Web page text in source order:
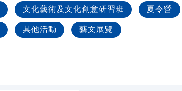
文化藝術及文化創意研習班 夏令營
其他活動 藝文展覽